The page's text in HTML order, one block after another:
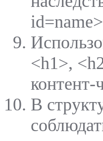
<h1>,
контент-
В